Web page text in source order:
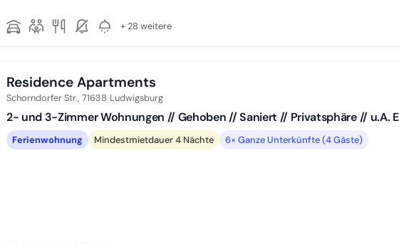
+ 28 weitere
Residence Apartments
Schorndorfer Str., 71638 Ludwigsburg
2- und 3-Zimmer Wohnungen // Gehoben // Saniert // Privatsphäre // u.A.
Ferienwohnung Mindestmietdauer 4 Nächte 6× Ganze Unterkünfte (4 Gäste)